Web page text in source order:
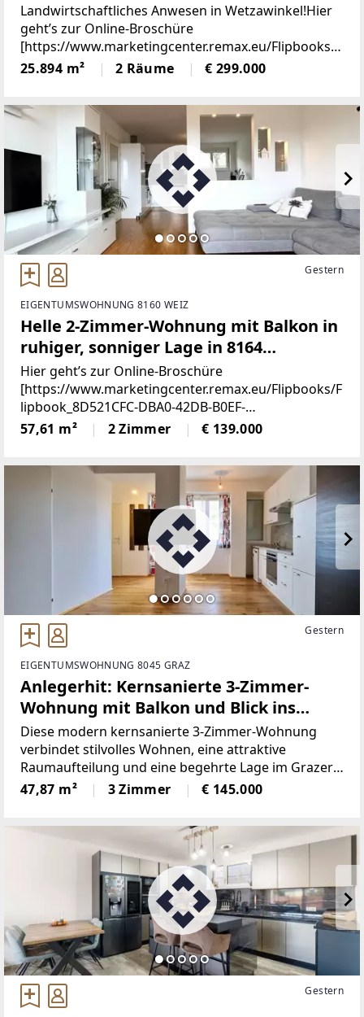
Landwirtschaftliches Anwesen in Wetzawinkel!Hier
geht’s zur Online-Broschüre
[https://www.marketingcenter.remax.eu/Flipbooks/F
lipbook_92107EC8-FF06-4535-88E4-
2BE66663AA51/mobile/index.php]Dieses
Nebengebäuden
25.894 m² 2 Räume € 299.000
Gestern
EIGENTUMSWOHNUNG 8160 WEIZ
Helle 2-Zimmer-Wohnung mit Balkon in
ruhiger, sonniger Lage in 8164
Gutenberg, Nähe Weiz!
Hier geht’s zur Online-Broschüre
[https://www.marketingcenter.remax.eu/Flipbooks/F
lipbook_8D521CFC-DBA0-42DB-B0EF-
9DDED18A0272/mobile/index.php]Ihr neues
Zuhause in 8164 Gutenberg – sonnig, ruhig & mit
57,61 m² 2 Zimmer € 139.000
Gestern
EIGENTUMSWOHNUNG 8045 GRAZ
Anlegerhit: Kernsanierte 3-Zimmer-
Wohnung mit Balkon und Blick ins
Grüne
Diese modern kernsanierte 3-Zimmer-Wohnung
verbindet stilvolles Wohnen, eine attraktive
Raumaufteilung und eine begehrte Lage im Grazer
Bezirk Andritz. Eine Loggia mit Grünblick, der
gemütliche Schwedenofen sowie die hochwertige
47,87 m² 3 Zimmer € 145.000
Gestern